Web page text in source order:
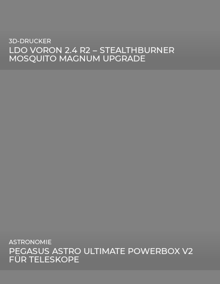
LDO VORON 2.4 R2 – STEALTHBURNER
MOSQUITO MAGNUM UPGRADE
3D-DRUCKER
PEGASUS ASTRO ULTIMATE POWERBOX V2
FÜR TELESKOPE
ASTRONOMIE